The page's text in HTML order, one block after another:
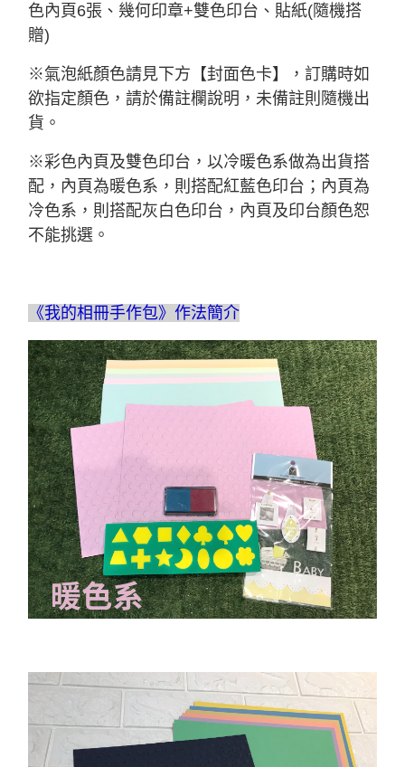
色內頁6張、幾何印章+雙色印台、貼紙(隨機搭
贈)
※氣泡紙顏色請見下方【封面色卡】，訂購時如
欲指定顏色，請於備註欄說明，未備註則隨機出
貨。
※彩色內頁及雙色印台，以冷暖色系做為出貨搭
配，內頁為暖色系，則搭配紅藍色印台；內頁為
冷色系，則搭配灰白色印台，內頁及印台顏色恕
不能挑選。
《我的相冊手作包》作法簡介